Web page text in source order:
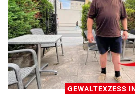
GEWALTEXZESS